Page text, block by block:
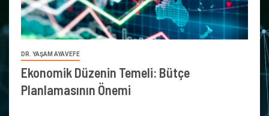
DR. YAŞAM AYAVEFE
Ekonomik Düzenin Temeli: Bütçe
Planlamasının Önemi